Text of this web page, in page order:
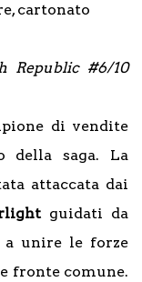
cartonato
Republic #6/10
di vendite
della saga. La
attaccata dai
guidati da
a unire le forze
fronte comune.